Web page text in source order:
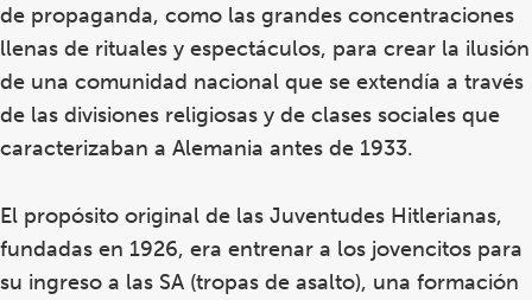
de propaganda, como las grandes concentraciones
llenas de rituales y espectáculos, para crear la ilusión
de una comunidad nacional que se extendía a través
de las divisiones religiosas y de clases sociales que
caracterizaban a Alemania antes de 1933.
El propósito original de las Juventudes Hitlerianas,
fundadas en 1926, era entrenar a los jovencitos para
su ingreso a las SA (tropas de asalto), una formación